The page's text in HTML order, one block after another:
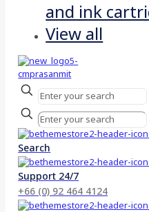
and ink
View all
Search
Support 24/7
+66 (0) 92 464 4124